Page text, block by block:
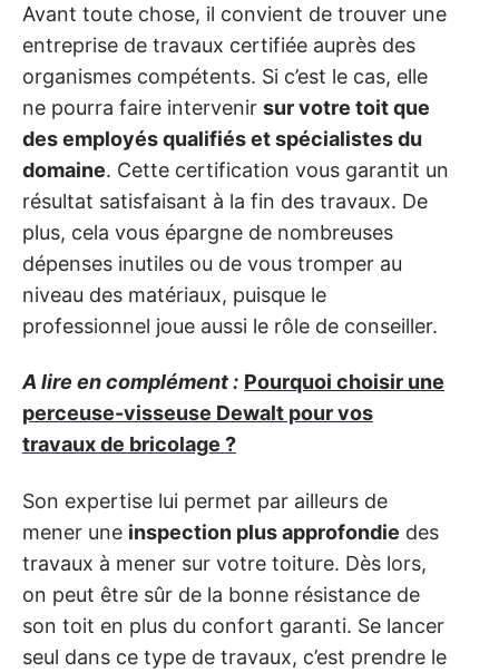
Avant toute chose, il convient de trouver une
entreprise de travaux certifiée auprès des
organismes compétents. Si c’est le cas, elle
ne pourra faire intervenir sur votre toit que
des employés qualifiés et spécialistes du
domaine. Cette certification vous garantit un
résultat satisfaisant à la fin des travaux. De
plus, cela vous épargne de nombreuses
dépenses inutiles ou de vous tromper au
niveau des matériaux, puisque le
professionnel joue aussi le rôle de conseiller.
A lire en complément : Pourquoi choisir une
perceuse-visseuse Dewalt pour vos
travaux de bricolage ?
Son expertise lui permet par ailleurs de
mener une inspection plus approfondie des
travaux à mener sur votre toiture. Dès lors,
on peut être sûr de la bonne résistance de
son toit en plus du confort garanti. Se lancer
seul dans ce type de travaux, c’est prendre le